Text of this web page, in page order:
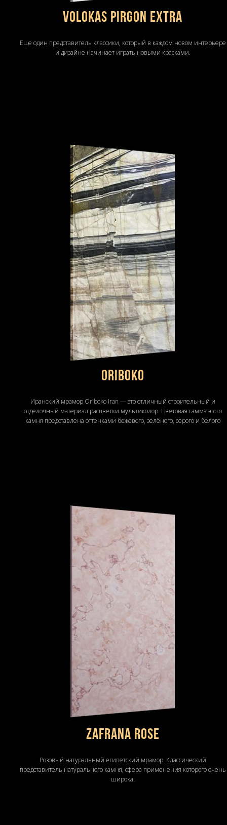
Volokas Pirgon Extra
Еще один представитель классики, который в каждом новом интерьере
и дизайне начинает играть новыми красками.
Oriboko
Иранский мрамор Oriboko Iran — это отличный строительный и
отделочный материал расцветки мультиколор. Цветовая гамма этого
камня представлена оттенками бежевого, зелёного, серого и белого
Zafrana Rose
Розовый натуральный египетский мрамор. Классический
представитель натурального камня, сфера применения которого очень
широка.